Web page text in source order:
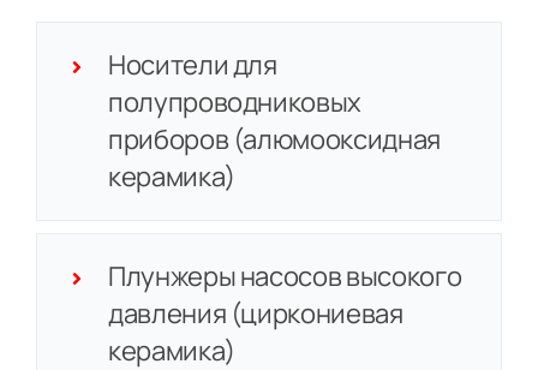
Носители для
полупроводниковых
приборов (алюмооксидная
керамика)
Плунжеры насосов высокого
давления (циркониевая
керамика)